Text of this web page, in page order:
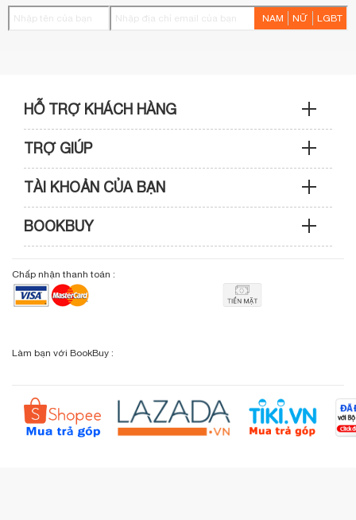
NAM NỮ LGBT
HỖ TRỢ KHÁCH HÀNG
Sản phẩm & Đơn hàng: 0933 109 009
Kỹ thuật & Bảo hành: 0989 439 986
Điện thoại: (028) 3820 7153 (giờ hành chính)
Email: info@bookbuy.vn
Sơ đồ đường đi
TRỢ GIÚP
Hướng dẫn mua hàng
Phương thức vận chuyển
Câu hỏi thường gặp (FAQs)
TÀI KHOẢN CỦA BẠN
Cập nhật tài khoản
Giỏ hàng
Kiểm tra đơn hàng
BOOKBUY
Giới thiệu bookbuy.vn
Liên hệ BookBuy
Đặt hàng theo yêu cầu
Chấp nhận thanh toán :
Làm bạn với BookBuy :